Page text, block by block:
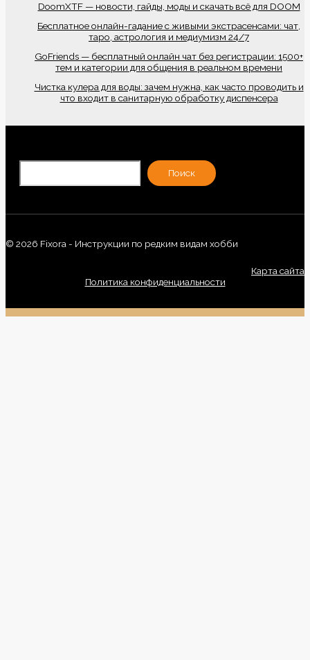
DoomXTF — новости, гайды, моды и скачать всё для DOOM
Бесплатное онлайн-гадание с живыми экстрасенсами: чат,
таро, астрология и медиумизм 24/7
GoFriends — бесплатный онлайн чат без регистрации: 1500+
тем и категории для общения в реальном времени
Чистка кулера для воды: зачем нужна, как часто проводить и
что входит в санитарную обработку диспенсера
Поиск
© 2026 Fixora - Инструкции по редким видам хобби
Карта сайта
Политика конфиденциальности